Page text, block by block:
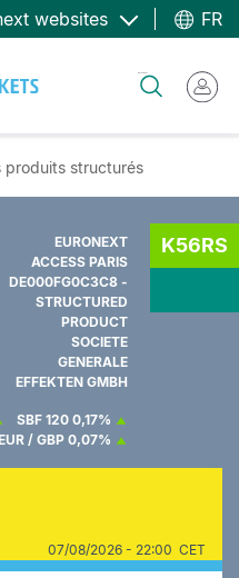
websites FR
produits structurés
EURONEXT
ACCESS PARIS
DE000FG0C3C8 -
STRUCTURED
PRODUCT
SOCIETE
GENERALE
EFFEKTEN GMBH
K56RS
SBF 120 0,17%
/ GBP 0,07%
07/08/2026 - 22:00 CET